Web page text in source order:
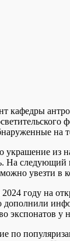
кафедры
на
из
На следующий
увезти в
году на
дополнили
экспонатов у
по